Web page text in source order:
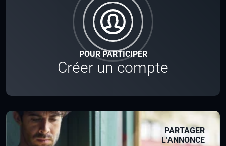
POUR PARTICIPER
Créer un compte
PARTAGER
L’ANNONCE